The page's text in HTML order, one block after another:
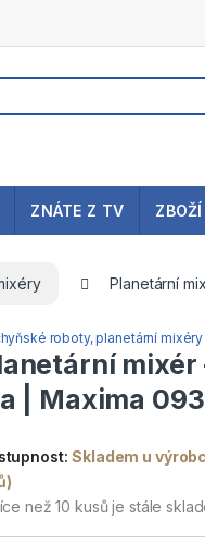
ZNÁTE Z TV
Planetární
roboty, planetární mixéry
mixér
| Maxima
Skladem u
než 10 kusů je stále